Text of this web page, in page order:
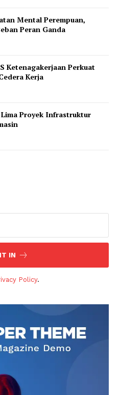
Mental Perempuan,
Peran Ganda
Ketenagakerjaan Perkuat
Kerja
Lima Proyek Infrastruktur
IN
Policy.